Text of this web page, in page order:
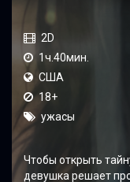
2D
1ч.40мин.
США
18+
ужасы
Чтобы открыть
девушка решает